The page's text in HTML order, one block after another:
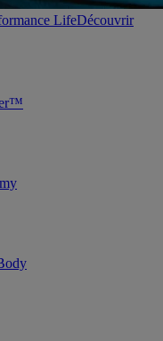
LifeDécouvrir